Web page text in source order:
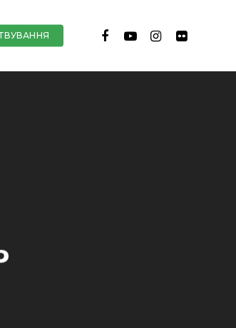
FACEBOOKYOUTUBEINSTAGRAM
FLICKR